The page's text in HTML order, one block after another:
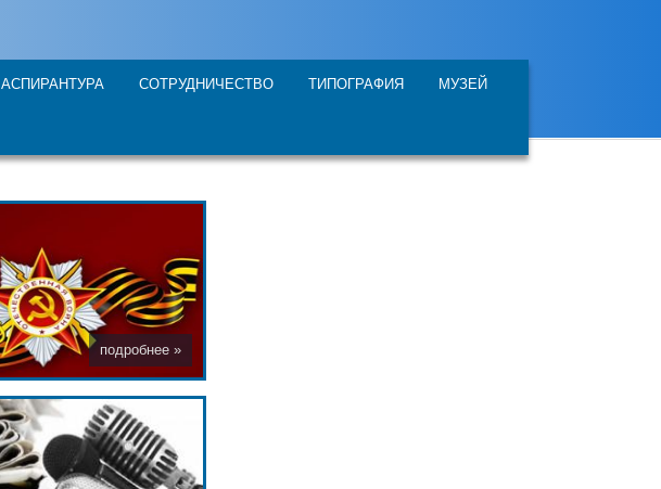
АСПИРАНТУРА СОТРУДНИЧЕСТВО ТИПОГРАФИЯ МУЗЕЙ